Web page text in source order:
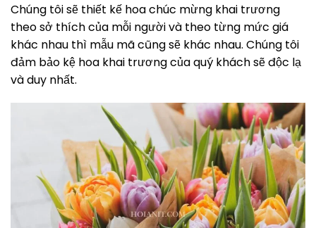
Chúng tôi sẽ thiết kế hoa chúc mừng khai trương
theo sở thích của mỗi người và theo từng mức giá
khác nhau thì mẫu mã cũng sẽ khác nhau. Chúng tôi
đảm bảo kệ hoa khai trương của quý khách sẽ độc lạ
và duy nhất.